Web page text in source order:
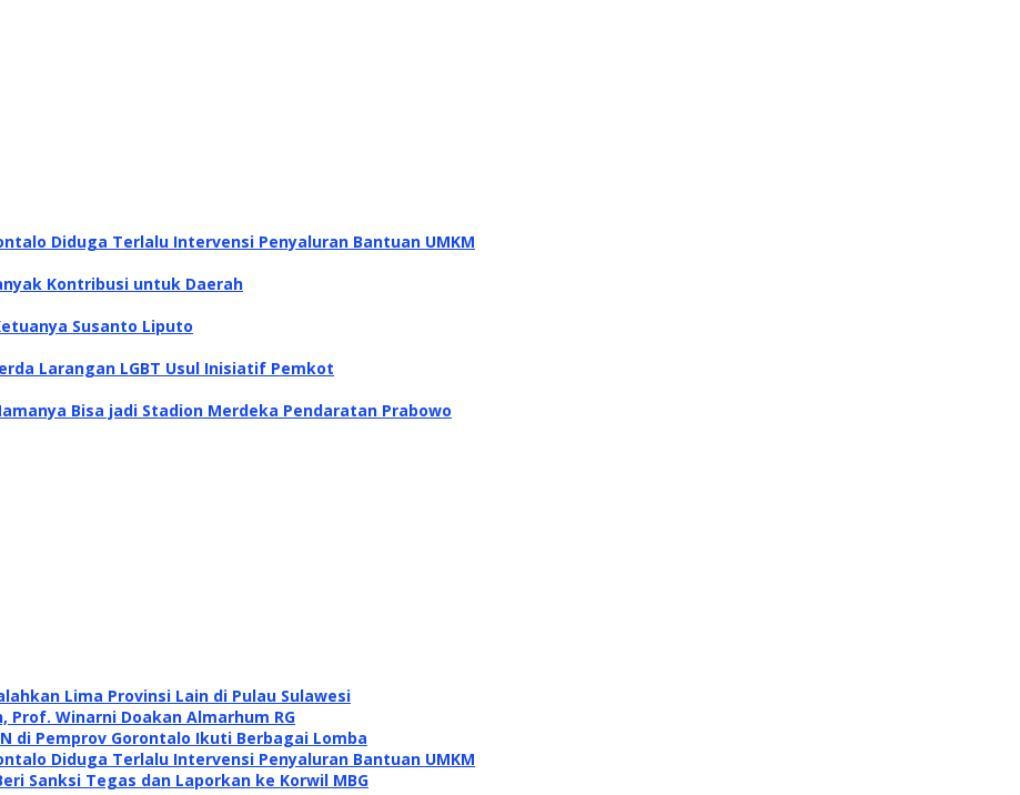
Diduga Terlalu Intervensi Penyaluran Bantuan UMKM
Kontribusi untuk Daerah
Susanto Liputo
Larangan LGBT Usul Inisiatif Pemkot
Bisa jadi Stadion Merdeka Pendaratan Prabowo
Lima Provinsi Lain di Pulau Sulawesi
Prof. Winarni Doakan Almarhum RG
di Pemprov Gorontalo Ikuti Berbagai Lomba
Diduga Terlalu Intervensi Penyaluran Bantuan UMKM
Sanksi Tegas dan Laporkan ke Korwil MBG